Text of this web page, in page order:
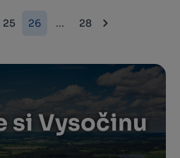
25 26 ... 28
si Vysočinu